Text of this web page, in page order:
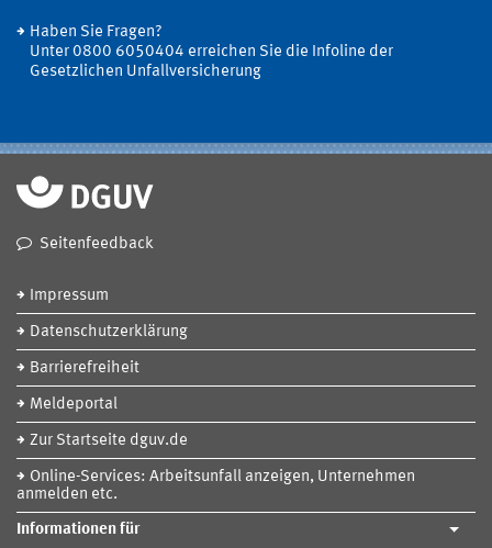
Haben Sie Fragen?
Unter 0800 6050404 erreichen Sie die Infoline der
Gesetzlichen Unfallversicherung
Seitenfeedback
Impressum
Datenschutzerklärung
Barrierefreiheit
Meldeportal
Zur Startseite dguv.de
Online-Services: Arbeitsunfall anzeigen, Unternehmen
anmelden etc.
Informationen für